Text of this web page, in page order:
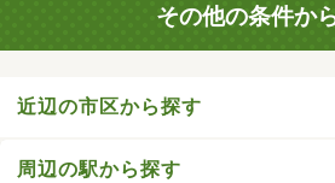
その他の条件か
近辺の市区から探す
周辺の駅から探す